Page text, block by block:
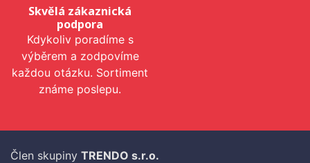
Skvělá zákaznická
podpora
Kdykoliv poradíme s
výběrem a zodpovíme
každou otázku. Sortiment
známe poslepu.
Člen skupiny TRENDO s.r.o.